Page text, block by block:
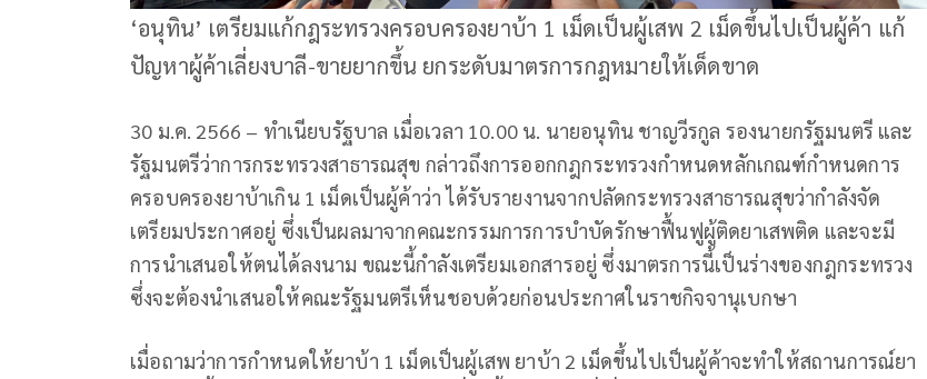
‘อนุทิน’ เตรียมแก้กฎระทรวงครอบครองยาบ้า 1 เม็ดเป็นผู้เสพ 2 เม็ดขึ้นไปเป็นผู้ค้า แก้
ปัญหาผู้ค้าเลี่ยงบาลี-ขายยากขึ้น ยกระดับมาตรการกฎหมายให้เด็ดขาด
30 ม.ค. 2566 – ทำเนียบรัฐบาล เมื่อเวลา 10.00 น. นายอนุทิน ชาญวีรกูล รองนายกรัฐมนตรี และ
รัฐมนตรีว่าการกระทรวงสาธารณสุข กล่าวถึงการออกกฎกระทรวงกำหนดหลักเกณฑ์กำหนดการ
ครอบครองยาบ้าเกิน 1 เม็ดเป็นผู้ค้าว่า ได้รับรายงานจากปลัดกระทรวงสาธารณสุขว่ากำลังจัด
เตรียมประกาศอยู่ ซึ่งเป็นผลมาจากคณะกรรมการการบำบัดรักษาฟื้นฟูผู้ติดยาเสพติด และจะมี
การนำเสนอให้ตนได้ลงนาม ขณะนี้กำลังเตรียมเอกสารอยู่ ซึ่งมาตรการนี้เป็นร่างของกฎกระทรวง
ซึ่งจะต้องนำเสนอให้คณะรัฐมนตรีเห็นชอบด้วยก่อนประกาศในราชกิจจานุเบกษา
เมื่อถามว่าการกำหนดให้ยาบ้า 1 เม็ดเป็นผู้เสพ ยาบ้า 2 เม็ดขึ้นไปเป็นผู้ค้าจะทำให้สถานการณ์ยา